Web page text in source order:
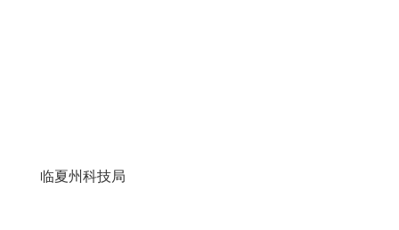
临夏州科技局